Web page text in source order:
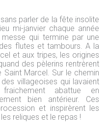
parler de la fête insolite
mi-janvier chaque année
qui termine par une
flutes et tambours. A la
et aux tripes, les origines
des pèlerins rentrèrent
Marcel. Sur le chemin
villageoises qui lavaient
abattue en
bien antérieur. Ces
et inspirèrent les
reliques et le repas !